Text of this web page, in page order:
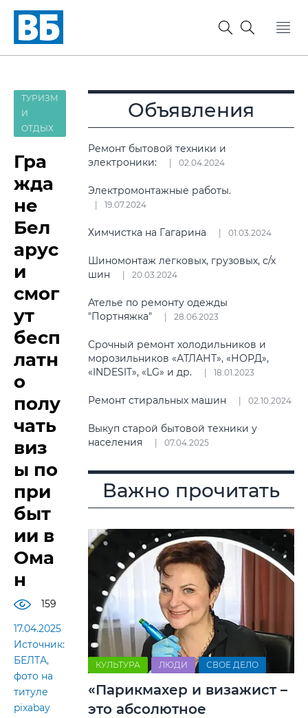
ТУРИЗМ
И
ОТДЫХ
Гра
жда
не
Бел
арус
и
смог
ут
бесп
латн
о
полу
чать
виз
ы по
при
быт
ии в
Ома
н
159
17.04.2025
Источник:
БЕЛТА,
фото на
титуле
pixabay
Объявления
Ремонт бытовой техники и
электроники:
02.04.2024
Электромонтажные работы.
19.07.2024
Химчистка на Гагарина 01.03.2024
Шиномонтаж легковых, грузовых, с/х
шин
20.03.2024
Ателье по ремонту одежды
"Портняжка"
28.06.2023
Срочный ремонт холодильников и
морозильников «АТЛАНТ», «НОРД»,
«INDESIT», «LG» и др.
18.01.2023
Ремонт стиральных машин 02.10.2024
Выкуп старой бытовой техники у
населения
07.04.2025
Важно прочитать
КУЛЬТУРА ЛЮДИ СВОЕ ДЕЛО
«Парикмахер и визажист –
это абсолютное